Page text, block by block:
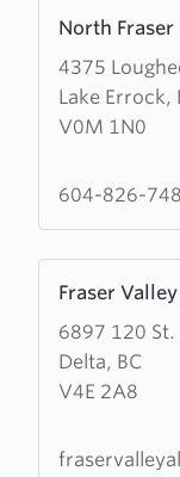
North
4375
Lake Errock,
V0M 1N0
more
about
North
Fraser
Church
604-826-
Fraser
6897 120 St.
Delta, BC
V4E 2A8
more
about
Fraser
Valley
Church